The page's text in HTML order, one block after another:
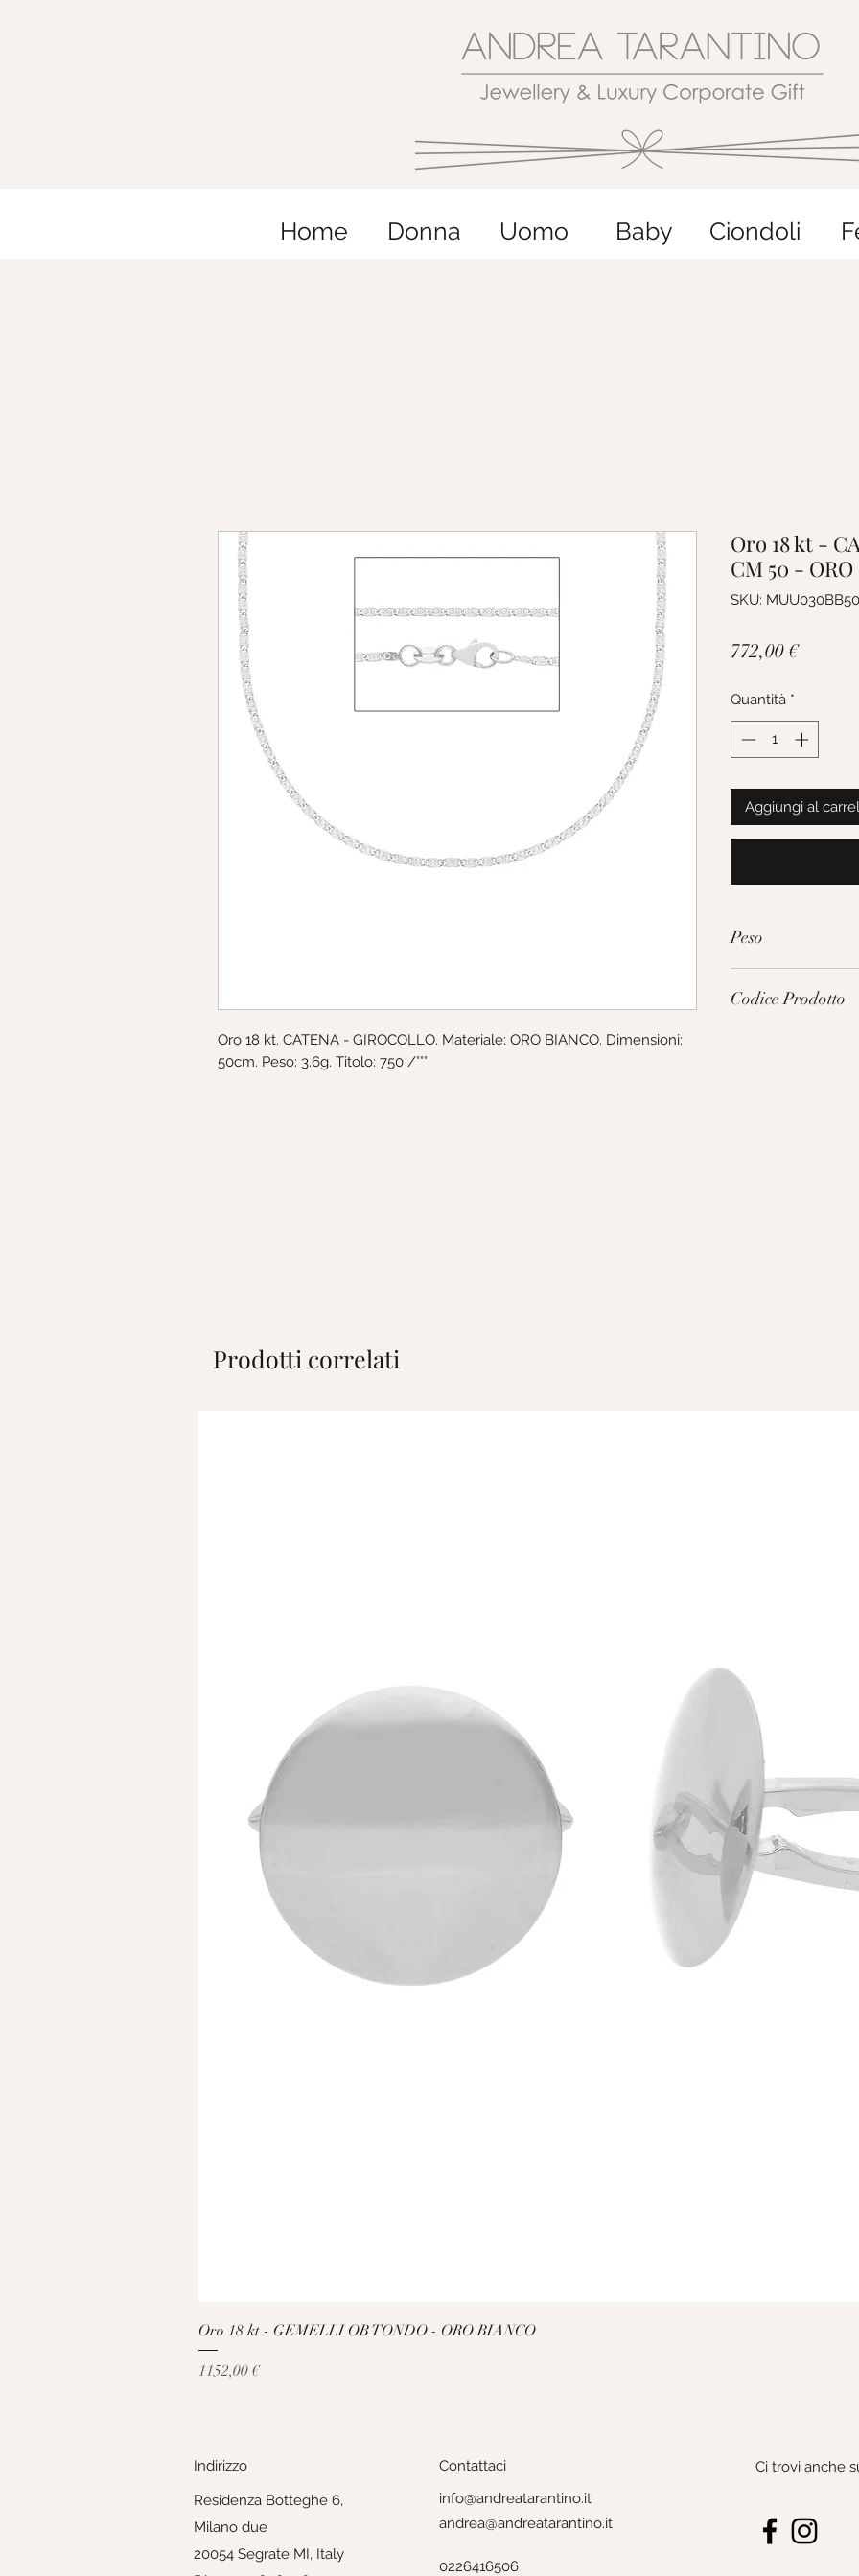
Home Donna Uomo Baby Ciondoli
Oro 18 kt. CATENA - GIROCOLLO. Materiale: ORO BIANCO. Dimensioni:
50cm. Peso: 3.6g. Titolo: 750 /°°°
Oro 18 kt -
CM 50 -
SKU: MUU030BB50
772,00 €Prezzo
Quantità *
Aggiungi al
Peso
Codice Prodotto
Prodotti correlati
Oro 18 kt - GEMELLI OB TONDO - ORO BIANCO
Prezzo
1152,00 €
Indirizzo
Residenza Botteghe 6,
Milano due
20054 Segrate MI, Italy
Contattaci
info@andreatarantino.it
andrea@andreatarantino.it
0226416506
Ci trovi anche